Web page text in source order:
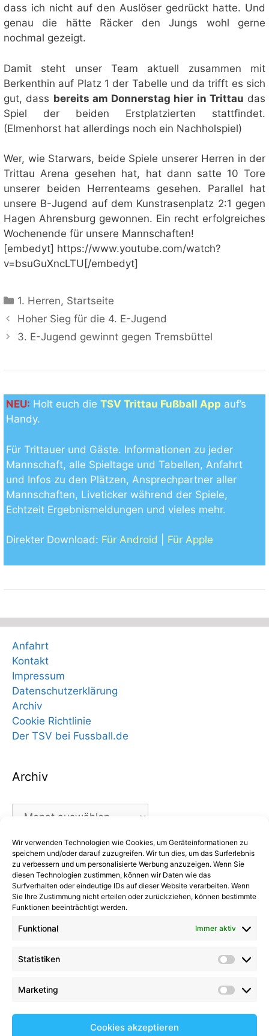
Wir verwenden Technologien wie Cookies, um Geräteinformationen zu
speichern und/oder darauf zuzugreifen. Wir tun dies, um das Surferlebnis
zu verbessern und um personalisierte Werbung anzuzeigen. Wenn Sie
diesen Technologien zustimmen, können wir Daten wie das
Surfverhalten oder eindeutige IDs auf dieser Website verarbeiten. Wenn
Sie Ihre Zustimmung nicht erteilen oder zurückziehen, können bestimmte
Funktionen beeinträchtigt werden.
Funktional Immer aktiv
Statistiken
Marketing
Cookies akzeptieren
dass ich nicht auf den Auslöser gedrückt hatte. Und
genau die hätte Räcker den Jungs wohl gerne
nochmal gezeigt.
Damit steht unser Team aktuell zusammen mit
Berkenthin auf Platz 1 der Tabelle und da trifft es sich
gut, dass bereits am Donnerstag hier in Trittau das
Spiel der beiden Erstplatzierten stattfindet.
(Elmenhorst hat allerdings noch ein Nachholspiel)
Wer, wie Starwars, beide Spiele unserer Herren in der
Trittau Arena gesehen hat, hat dann satte 10 Tore
unserer beiden Herrenteams gesehen. Parallel hat
unsere B-Jugend auf dem Kunstrasenplatz 2:1 gegen
Hagen Ahrensburg gewonnen. Ein recht erfolgreiches
Wochenende für unsere Mannschaften!
[embedyt] https://www.youtube.com/watch?
v=bsuGuXncLTU[/embedyt]
Kategorien
1. Herren, Startseite
Hoher Sieg für die 4. E-Jugend
3. E-Jugend gewinnt gegen Tremsbüttel
NEU: Holt euch die TSV Trittau Fußball App auf’s
Handy.
Für Trittauer und Gäste. Informationen zu jeder
Mannschaft, alle Spieltage und Tabellen, Anfahrt
und Infos zu den Plätzen, Ansprechpartner aller
Mannschaften, Liveticker während der Spiele,
Echtzeit Ergebnismeldungen und vieles mehr.
Direkter Download: Für Android Für Apple
Anfahrt
Kontakt
Impressum
Datenschutzerklärung
Archiv
Cookie Richtlinie
Der TSV bei Fussball.de
Archiv
Archiv
Kategorien
Kategorien
Kommentare
Aufgalopp mit neuen Gesichtern: TSV Trittau
beendet seine Karriere: Ein paar Worte zum